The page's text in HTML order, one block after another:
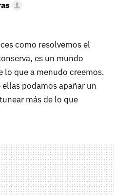
como resolvemos el
es un mundo
lo que a menudo creemos.
podamos apañar un
más de lo que